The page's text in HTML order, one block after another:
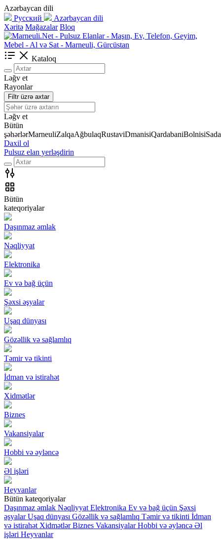
Azərbaycan dili
Русский
Azərbaycan dili
Xəritə Mağazalar Bloq
Kataloq
Ləğv et
Rayonlar
Filtr üzrə axtar
Ləğv et
Bütün
şəhərlərMarneuliZalqaAğbulaqRustaviDmanisiQardabaniBolnisi
Daxil ol
Pulsuz elan yerləşdirin
Bütün
kateqoriyalar
Daşınmaz əmlak
Nəqliyyat
Elektronika
Ev və bağ üçün
Şəxsi əşyalar
Uşaq dünyası
Gözəllik və sağlamlıq
Təmir və tikinti
İdman və istirahət
Xidmətlər
Biznes
Vakansiyalar
Hobbi və əyləncə
Əl işləri
Heyvanlar
Bütün kateqoriyalar
Daşınmaz əmlak Nəqliyyat Elektronika Ev və bağ üçün Şəxsi
əşyalar Uşaq dünyası Gözəllik və sağlamlıq Təmir və tikinti İdman
və istirahət Xidmətlər Biznes Vakansiyalar Hobbi və əyləncə Əl
işləri Heyvanlar